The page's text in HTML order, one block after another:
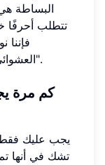
البساطة
تتطلب أحرفًا
"العشوائي" الخاص بنا، والذي يوفر تخصيصًا كاملاً.
كم مرة
يجب عليك فقط
تشك في أنها تم